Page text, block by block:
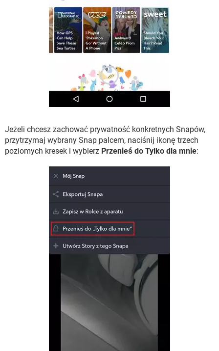
Jeżeli chcesz zachować prywatność konkretnych Snapów,
przytrzymaj wybrany Snap palcem, naciśnij ikonę trzech
poziomych kresek i wybierz Przenieś do Tylko dla mnie: